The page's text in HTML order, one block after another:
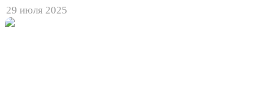
29 июля 2025